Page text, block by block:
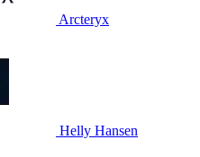
Arcteryx
Helly Hansen